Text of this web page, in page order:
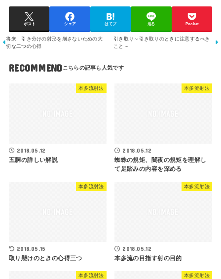
ポスト シェア はてブ 送る Pocket
将来 引き分けの射形を崩さないための大
切な二つの心得
引き取り～引き取りのときに注意するべき
こと～
RECOMMEND
本多流射法
2018.05.12
五胴の詳しい解説
本多流射法
2018.05.12
蜘蛛の規矩、闇夜の規矩を理解し
て足踏みの内容を深める
本多流射法
2018.05.15
取り懸けのときの心得三つ
本多流射法
2018.05.12
本多流の目指す射の目的
本多流射法 本多流射法